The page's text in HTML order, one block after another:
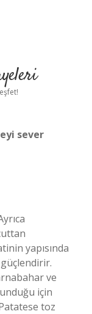
sever
yapısında
ve
için
toz